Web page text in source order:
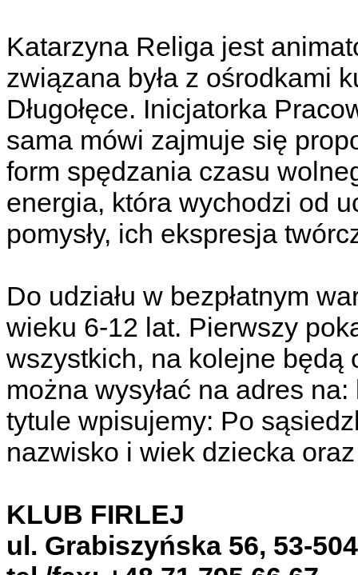
Katarzyna Religa jest
związana była z ośrodkami
Długołęce. Inicjatorka
sama mówi zajmuje się
form spędzania czasu
energia, która wychodzi od
pomysły, ich ekspresja
Do udziału w bezpłatnym
wieku 6-12 lat. Pierwszy
wszystkich, na kolejne będą
można wysyłać na adres
tytule wpisujemy: Po
nazwisko i wiek dziecka
KLUB FIRLEJ
ul. Grabiszyńska 56, 53-